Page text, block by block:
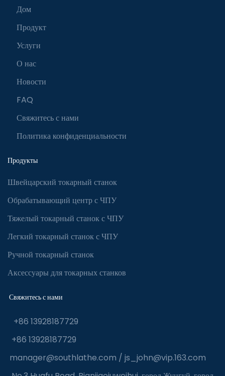
Дом
Продукт
Услуги
О нас
Новости
FAQ
Свяжитесь с нами
Политика конфиденциальности
Продукты
Швейцарский токарный станок
Обрабатывающий центр с ЧПУ
Тяжелый токарный станок с ЧПУ
Легкий токарный станок с ЧПУ
Ручной токарный станок
Аксессуары для токарных станков
Свяжитесь с нами
+86 13928187729
+86 13928187729
manager@southlathe.com / js_john@vip.163.com